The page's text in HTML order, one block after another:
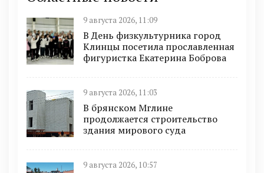
9 августа 2026, 11:09
В День физкультурника город
Клинцы посетила прославленная
фигуристка Екатерина Боброва
9 августа 2026, 11:03
В брянском Мглине
продолжается строительство
здания мирового суда
9 августа 2026, 10:57